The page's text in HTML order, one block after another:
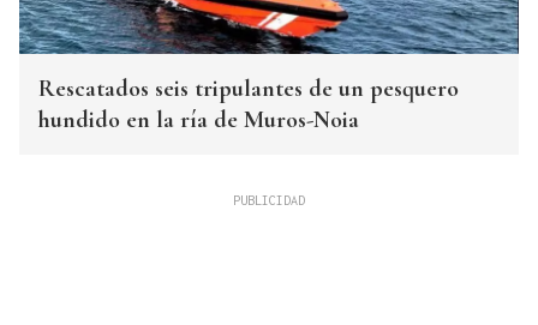
Rescatados seis tripulantes de un pesquero
hundido en la ría de Muros-Noia